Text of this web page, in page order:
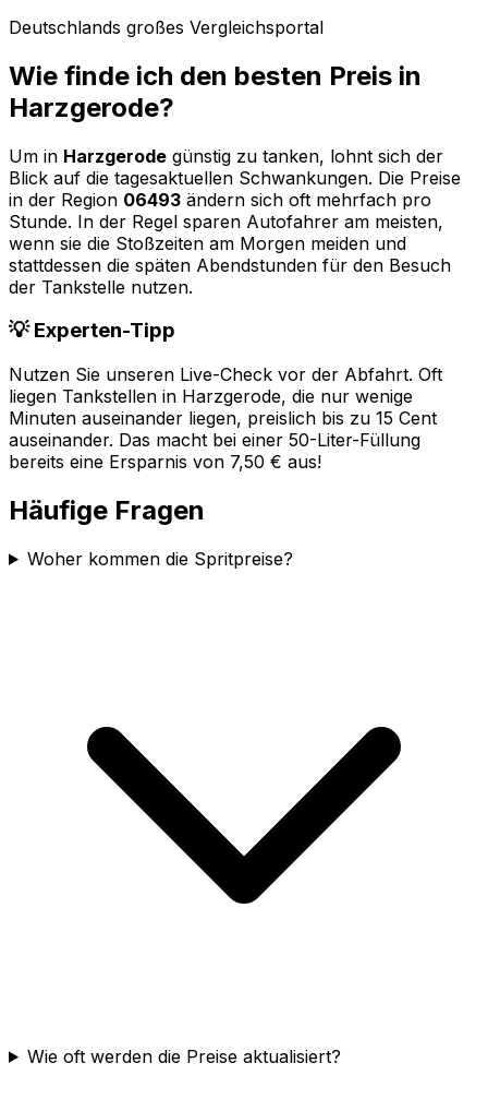
Deutschlands großes Vergleichsportal
Wie finde ich den besten Preis in
Harzgerode?
Um in Harzgerode günstig zu tanken, lohnt sich der
Blick auf die tagesaktuellen Schwankungen. Die Preise
in der Region 06493 ändern sich oft mehrfach pro
Stunde. In der Regel sparen Autofahrer am meisten,
wenn sie die Stoßzeiten am Morgen meiden und
stattdessen die späten Abendstunden für den Besuch
der Tankstelle nutzen.
💡 Experten-Tipp
Nutzen Sie unseren Live-Check vor der Abfahrt. Oft
liegen Tankstellen in Harzgerode, die nur wenige
Minuten auseinander liegen, preislich bis zu 15 Cent
auseinander. Das macht bei einer 50-Liter-Füllung
bereits eine Ersparnis von 7,50 € aus!
Häufige Fragen
Woher kommen die Spritpreise?
Wie oft werden die Preise aktualisiert?